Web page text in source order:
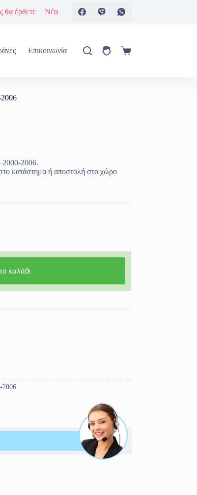
θα έρθετε Νέα
Επικοινωνία
Καλάθι
2000-2006.
κατάστημα ή αποστολή στο χώρο
καλάθι
2006